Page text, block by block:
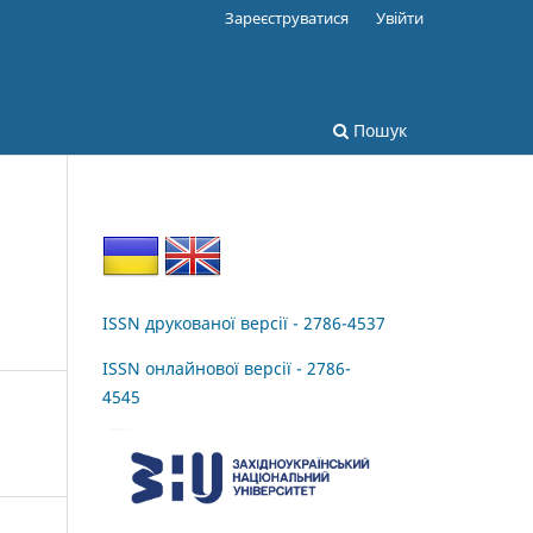
Пошук
Зареєструватися Увійти
ISSN друкованої версії - 2786-4537
ISSN онлайнової версії - 2786-
4545